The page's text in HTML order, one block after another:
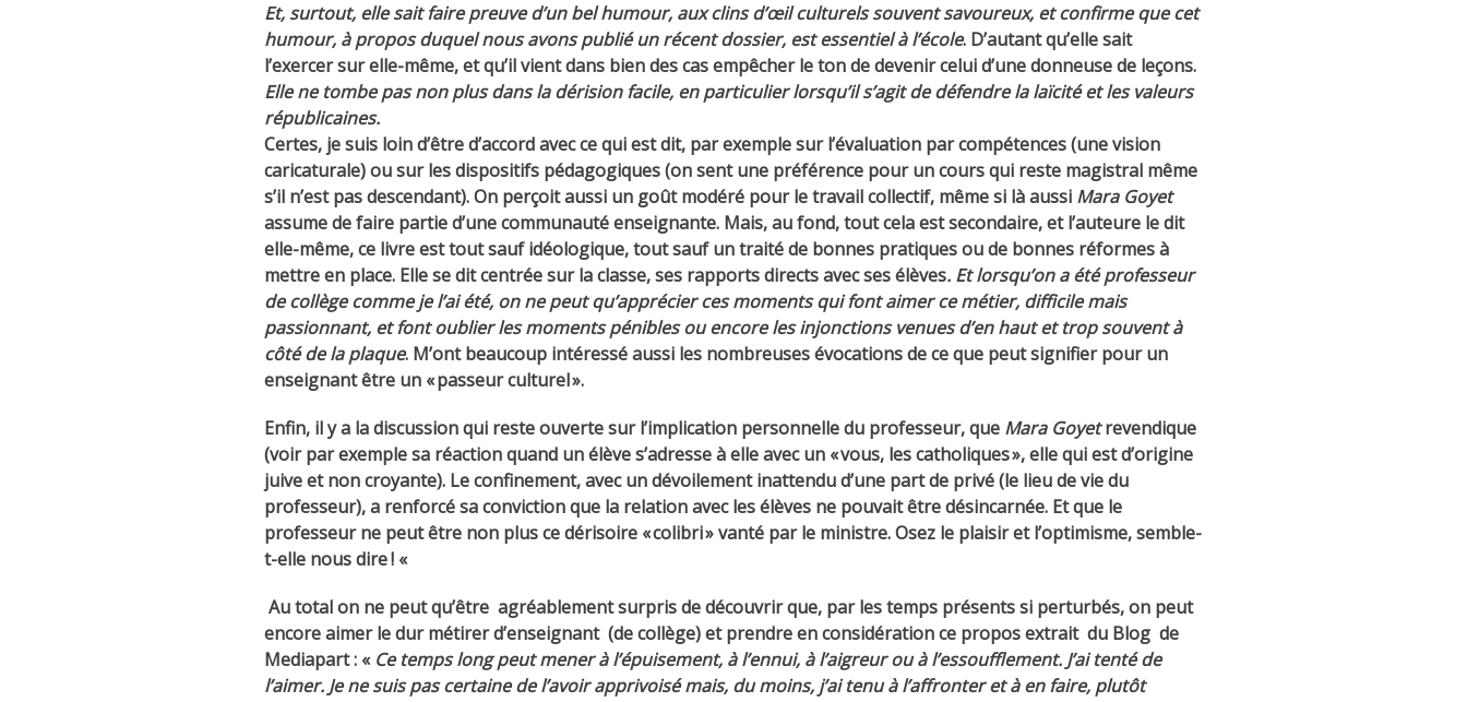
Et, surtout, elle sait faire preuve d’un bel humour, aux clins d’œil culturels souvent savoureux, et confirme que cet
humour, à propos duquel nous avons publié un récent dossier, est essentiel à l’école. D’autant qu’elle sait
l’exercer sur elle-même, et qu’il vient dans bien des cas empêcher le ton de devenir celui d’une donneuse de leçons.
Elle ne tombe pas non plus dans la dérision facile, en particulier lorsqu’il s’agit de défendre la laïcité et les valeurs
républicaines.
Certes, je suis loin d’être d’accord avec ce qui est dit, par exemple sur l’évaluation par compétences (une vision
caricaturale) ou sur les dispositifs pédagogiques (on sent une préférence pour un cours qui reste magistral même
s’il n’est pas descendant). On perçoit aussi un goût modéré pour le travail collectif, même si là aussi Mara Goyet
assume de faire partie d’une communauté enseignante. Mais, au fond, tout cela est secondaire, et l’auteure le dit
elle-même, ce livre est tout sauf idéologique, tout sauf un traité de bonnes pratiques ou de bonnes réformes à
mettre en place. Elle se dit centrée sur la classe, ses rapports directs avec ses élèves. Et lorsqu’on a été professeur
de collège comme je l’ai été, on ne peut qu’apprécier ces moments qui font aimer ce métier, difficile mais
passionnant, et font oublier les moments pénibles ou encore les injonctions venues d’en haut et trop souvent à
côté de la plaque. M’ont beaucoup intéressé aussi les nombreuses évocations de ce que peut signifier pour un
enseignant être un « passeur culturel ».
Enfin, il y a la discussion qui reste ouverte sur l’implication personnelle du professeur, que Mara Goyetrevendique
(voir par exemple sa réaction quand un élève s’adresse à elle avec un « vous, les catholiques », elle qui est d’origine
juive et non croyante). Le confinement, avec un dévoilement inattendu d’une part de privé (le lieu de vie du
professeur), a renforcé sa conviction que la relation avec les élèves ne pouvait être désincarnée. Et que le
professeur ne peut être non plus ce dérisoire « colibri » vanté par le ministre. Osez le plaisir et l’optimisme, semble-
t-elle nous dire ! «
Au total on ne peut qu’être agréablement surpris de découvrir que, par les temps présents si perturbés, on peut
encore aimer le dur métirer d’enseignant (de collège) et prendre en considération ce propos extrait du Blog de
Mediapart : « Ce temps long peut mener à l’épuisement, à l’ennui, à l’aigreur ou à l’essoufflement. J’ai tenté de
l’aimer. Je ne suis pas certaine de l’avoir apprivoisé mais, du moins, j’ai tenu à l’affronter et à en faire, plutôt